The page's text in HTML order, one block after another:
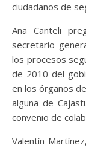
ciudadanos de
Ana Canteli
secretario
los procesos
de 2010 del
en los órganos
alguna de
convenio de
Valentín